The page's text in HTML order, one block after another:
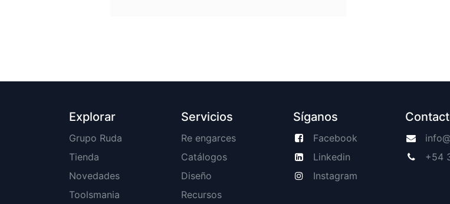
Explorar
Grupo Ruda
Tienda
Novedades
Toolsmania
Servicios
Re engarces
Catálogos
Diseño
Recursos
Síganos
Facebook
Linkedin
Instagram
+54